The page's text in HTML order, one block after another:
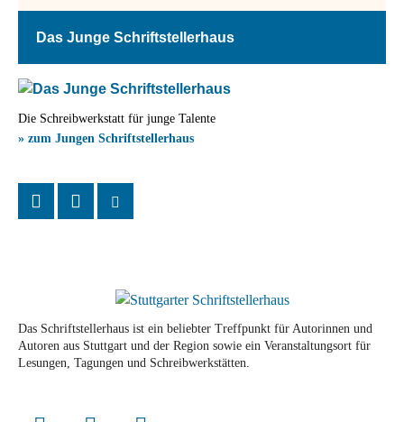
Das Junge Schriftstellerhaus
Die Schreibwerkstatt für junge Talente
» zum Jungen Schriftstellerhaus
Das Schriftstellerhaus ist ein beliebter Treffpunkt für Autorinnen und
Autoren aus Stuttgart und der Region sowie ein Veranstaltungsort für
Lesungen, Tagungen und Schreibwerkstätten.